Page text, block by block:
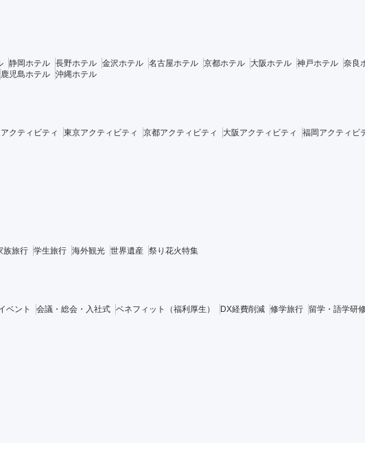
静岡ホテル 長野ホテル 金沢ホテル 名古屋ホテル 京都ホテル 大阪ホテル 神戸ホテル 奈良
鹿児島ホテル 沖縄ホテル
クティビティ 東京アクティビティ 京都アクティビティ 大阪アクティビティ 福岡アクティビ
族旅行 学生旅行 海外観光 世界遺産 祭り花火特集
ベント 会議・総会・入社式 ベネフィット（福利厚生） DX経費削減 修学旅行 留学・語学研